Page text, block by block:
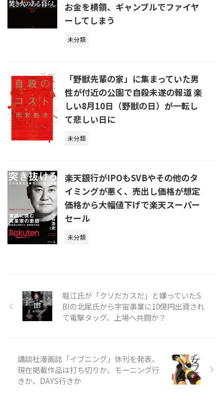
お金を横領、ギャンブルでファイヤ
ーしてしまう
未分類
「野獣先輩の家」に集まっていた男
性が付近の公園で自殺未遂の報道 楽
しい8月10日（野獣の日）が一転し
て悲しい日に
未分類
楽天銀行がIPOもSVBやその他のタ
イミングが悪く、売出し価格が想定
価格から大幅値下げで楽天スーパー
セール
未分類
堀江氏が「クソだカスだ」と嫌っていたS
BIの北尾氏から宇宙事業に10億円出資され
て電撃タッグ、上場へ共闘か？
講談社漫画誌「イブニング」休刊を発表、
現在掲載作品は打ち切りか、モーニング行
きか、DAYS行きか